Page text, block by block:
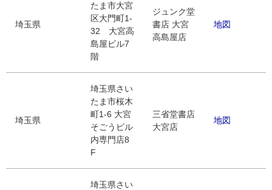
埼玉県
たま市大宮
区大門町1-
32 大宮高
島屋ビル7
階
ジュンク堂
書店 大宮
高島屋店
地図
埼玉県
埼玉県さい
たま市桜木
町1-6 大宮
そごうビル
内専門店8
F
三省堂書店
大宮店
地図
埼玉県さい